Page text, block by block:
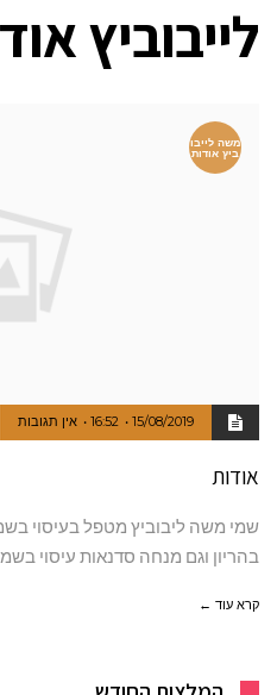
לייבוביץ
משה לייבו
ביץ אודות
15/08/2019
16:52 אין תגובות
אודות
שמי משה ליבוביץ מטפל בעיסוי
בהריון וגם מנחה סדנאות עיסוי
קרא עוד ←